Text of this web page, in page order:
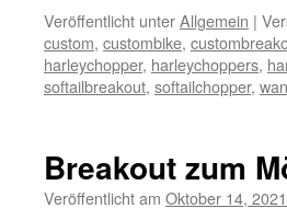
Veröffentlicht unterAllgemein |
custom, custombike,
harleychopper, harleychoppers,
softailbreakout, softailchopper,
Breakout zum
Veröffentlicht am Oktober 14, 2021